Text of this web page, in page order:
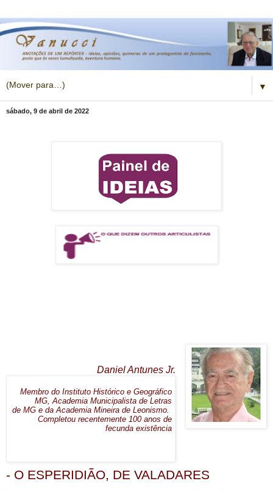
▼
sábado, 9 de abril de 2022
Daniel Antunes Jr.
Membro do Instituto Histórico e Geográfico
MG, Academia Municipalista de Letras
deMGe da Academia Mineira de Leonismo.
Completou recentemente 100 anos de
fecunda existência
- O ESPERIDIÃO, DE VALADARES